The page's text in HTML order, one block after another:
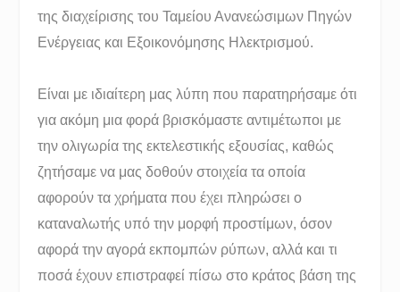
της διαχείρισης του Ταμείου Ανανεώσιμων Πηγών
Ενέργειας και Εξοικονόμησης Ηλεκτρισμού.
Είναι με ιδιαίτερη μας λύπη που παρατηρήσαμε ότι
για ακόμη μια φορά βρισκόμαστε αντιμέτωποι με
την ολιγωρία της εκτελεστικής εξουσίας, καθώς
ζητήσαμε να μας δοθούν στοιχεία τα οποία
αφορούν τα χρήματα που έχει πληρώσει ο
καταναλωτής υπό την μορφή προστίμων, όσον
αφορά την αγορά εκπομπών ρύπων, αλλά και τι
ποσά έχουν επιστραφεί πίσω στο κράτος βάση της